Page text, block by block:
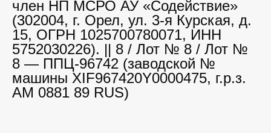
член НП МСРО АУ «Содействие»
(302004, г. Орел, ул. 3-я Курская, д.
15, ОГРН 1025700780071, ИНН
5752030226). || 8 / Лот № 8 / Лот №
8 — ППЦ-96742 (заводской №
машины XIF967420Y0000475, г.р.з.
АМ 0881 89 RUS)